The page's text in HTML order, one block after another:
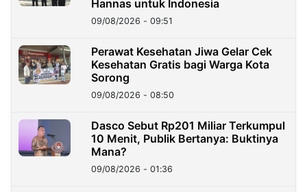
Hannas untuk Indonesia
09/08/2026 - 09:51
Perawat Kesehatan Jiwa Gelar Cek
Kesehatan Gratis bagi Warga Kota
Sorong
09/08/2026 - 08:50
Dasco Sebut Rp201 Miliar Terkumpul
10 Menit, Publik Bertanya: Buktinya
Mana?
09/08/2026 - 01:36